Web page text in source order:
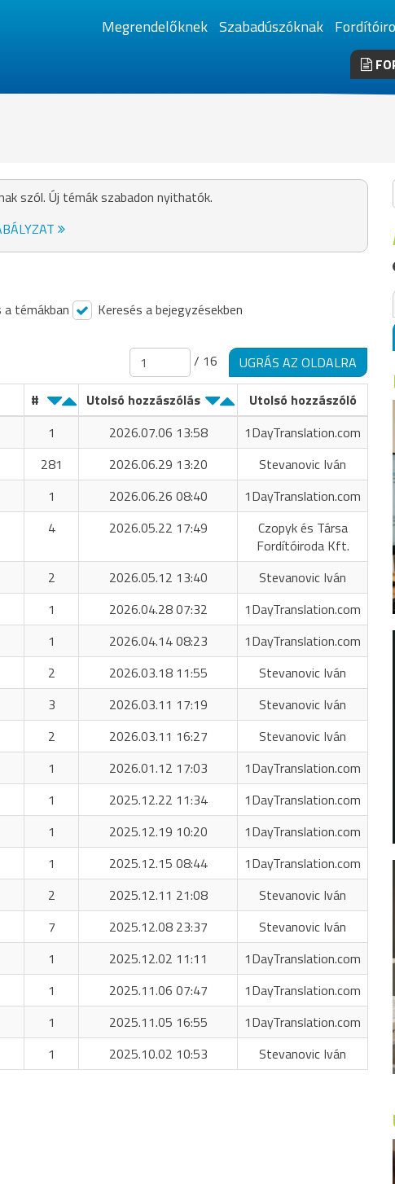
Megrendelőknek Szabadúszóknak
szól. Új témák szabadon nyithatók.
a témákban Keresés a bejegyzésekben
/ 16
UGRÁS AZ OLDALRA
# Utolsó hozzászólás
Utolsó hozzászóló
1 2026.07.06 13:58
1DayTranslation.com
281 2026.06.29 13:20
Stevanovic Iván
1 2026.06.26 08:40
1DayTranslation.com
4 2026.05.22 17:49
Czopyk és Társa
Fordítóiroda Kft.
2 2026.05.12 13:40
Stevanovic Iván
1 2026.04.28 07:32
1DayTranslation.com
1 2026.04.14 08:23
1DayTranslation.com
2 2026.03.18 11:55
Stevanovic Iván
3 2026.03.11 17:19
Stevanovic Iván
2 2026.03.11 16:27
Stevanovic Iván
1 2026.01.12 17:03
1DayTranslation.com
1 2025.12.22 11:34
1DayTranslation.com
1 2025.12.19 10:20
1DayTranslation.com
1 2025.12.15 08:44
1DayTranslation.com
2 2025.12.11 21:08
Stevanovic Iván
7 2025.12.08 23:37
Stevanovic Iván
1 2025.12.02 11:11
1DayTranslation.com
1 2025.11.06 07:47
1DayTranslation.com
1 2025.11.05 16:55
1DayTranslation.com
1 2025.10.02 10:53 Stevanovic Iván